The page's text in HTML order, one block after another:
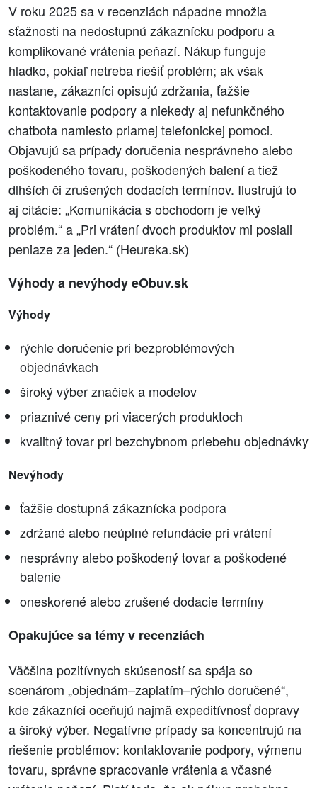
V roku 2025 sa v recenziách nápadne množia
sťažnosti na nedostupnú zákaznícku podporu a
komplikované vrátenia peňazí. Nákup funguje
hladko, pokiaľ netreba riešiť problém; ak však
nastane, zákazníci opisujú zdržania, ťažšie
kontaktovanie podpory a niekedy aj nefunkčného
chatbota namiesto priamej telefonickej pomoci.
Objavujú sa prípady doručenia nesprávneho alebo
poškodeného tovaru, poškodených balení a tiež
dlhších či zrušených dodacích termínov. Ilustrujú to
aj citácie: „Komunikácia s obchodom je veľký
problém.“ a „Pri vrátení dvoch produktov mi poslali
peniaze za jeden.“ (Heureka.sk)
Výhody a nevýhody eObuv.sk
Výhody
rýchle doručenie pri bezproblémových
objednávkach
široký výber značiek a modelov
priaznivé ceny pri viacerých produktoch
kvalitný tovar pri bezchybnom priebehu objednávky
Nevýhody
ťažšie dostupná zákaznícka podpora
zdržané alebo neúplné refundácie pri vrátení
nesprávny alebo poškodený tovar a poškodené
balenie
oneskorené alebo zrušené dodacie termíny
Opakujúce sa témy v recenziách
Väčšina pozitívnych skúseností sa spája so
scenárom „objednám–zaplatím–rýchlo doručené“,
kde zákazníci oceňujú najmä expeditívnosť dopravy
a široký výber. Negatívne prípady sa koncentrujú na
riešenie problémov: kontaktovanie podpory, výmenu
tovaru, správne spracovanie vrátenia a včasné